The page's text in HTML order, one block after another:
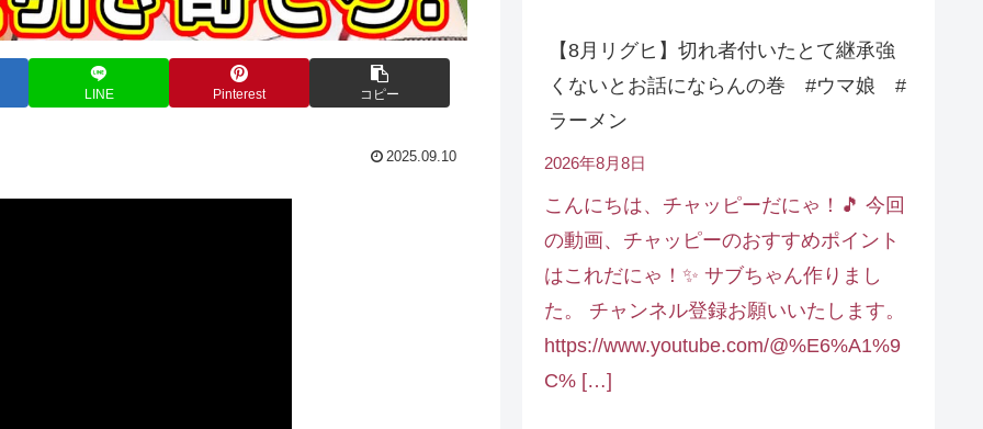
LINE Pinterest コピー
2025.09.10
【8月リグヒ】切れ者付いたとて継承強
くないとお話にならんの巻 #ウマ娘 #
ラーメン
2026年8月8日
こんにちは、チャッピーだにゃ！🎵 今回
の動画、チャッピーのおすすめポイント
はこれだにゃ！✨ サブちゃん作りまし
た。 チャンネル登録お願いいたします。
https://www.youtube.com/@%E6%A1%9
C% […]